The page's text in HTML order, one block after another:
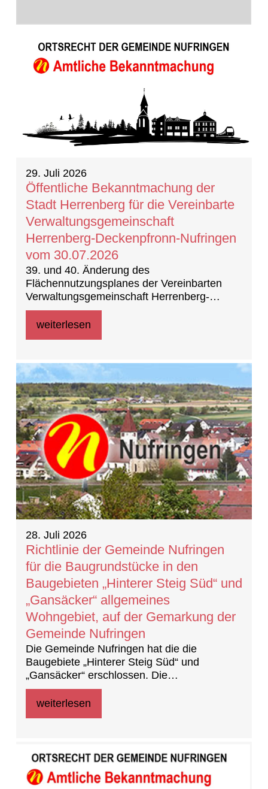
20 Ergebnisse gefunden
29. Juli 2026
Öffentliche Bekanntmachung der
Stadt Herrenberg für die Vereinbarte
Verwaltungsgemeinschaft
Herrenberg-Deckenpfronn-Nufringen
vom 30.07.2026
39. und 40. Änderung des
Flächennutzungsplanes der Vereinbarten
Verwaltungsgemeinschaft Herrenberg-
Deckenpfronn-Nufringen
weiterlesen
28. Juli 2026
Richtlinie der Gemeinde Nufringen
für die Baugrundstücke in den
Baugebieten „Hinterer Steig Süd“ und
„Gansäcker“ allgemeines
Wohngebiet, auf der Gemarkung der
Gemeinde Nufringen
Die Gemeinde Nufringen hat die die
Baugebiete „Hinterer Steig Süd“ und
„Gansäcker“ erschlossen. Die
Baufeldfreigabe erfolgte am 21. Mai 2026.
Die Grundstücke sind weiterhin im Eigentum
weiterlesen